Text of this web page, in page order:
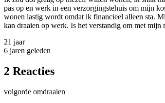
pas op en werk in een verzorgingstehuis om mijn
wonen lastig wordt omdat ik financieel alleen sta.
kan draaien op werk. Is het verstandig om met
21 jaar
6 jaren geleden
2 Reacties
volgorde omdraaien